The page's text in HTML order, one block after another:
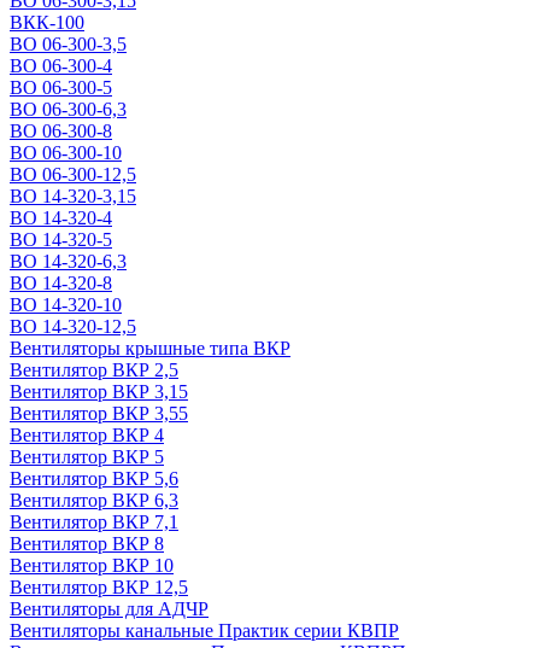
ВКК-100
ВО 06-300-3,5
ВО 06-300-4
ВО 06-300-5
ВО 06-300-6,3
ВО 06-300-8
ВО 06-300-10
ВО 06-300-12,5
ВО 14-320-3,15
ВО 14-320-4
ВО 14-320-5
ВО 14-320-6,3
ВО 14-320-8
ВО 14-320-10
ВО 14-320-12,5
Вентиляторы крышные типа ВКР
Вентилятор ВКР 2,5
Вентилятор ВКР 3,15
Вентилятор ВКР 3,55
Вентилятор ВКР 4
Вентилятор ВКР 5
Вентилятор ВКР 5,6
Вентилятор ВКР 6,3
Вентилятор ВКР 7,1
Вентилятор ВКР 8
Вентилятор ВКР 10
Вентилятор ВКР 12,5
Вентиляторы для АДЧР
Вентиляторы канальные Практик серии КВПР